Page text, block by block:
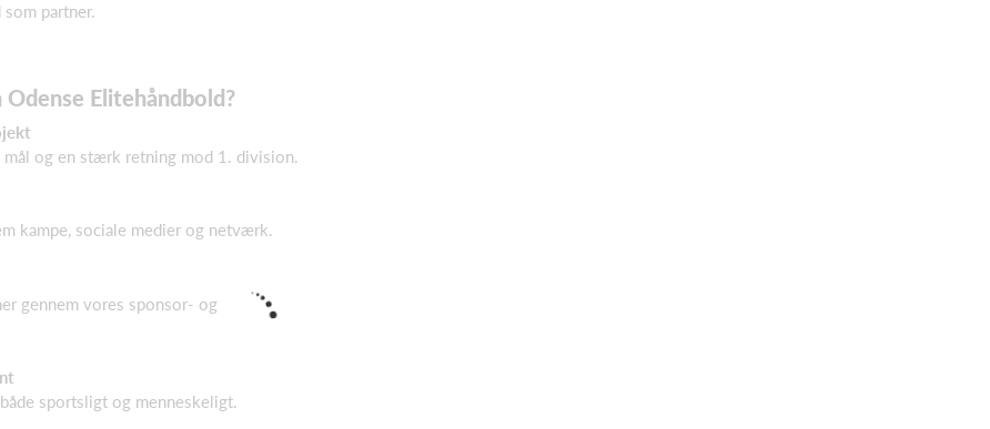
partner.
Elitehåndbold?
og en stærk retning mod 1. division.
kampe, sociale medier og netværk.
gennem vores sponsor- og
sportsligt og menneskeligt.